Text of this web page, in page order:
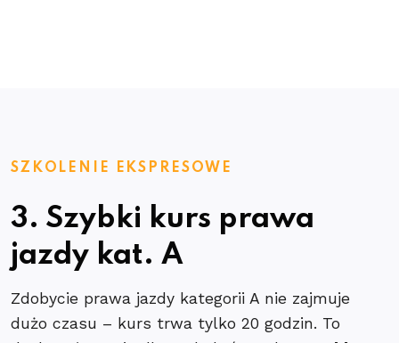
SZKOLENIE EKSPRESOWE
3. Szybki kurs prawa
jazdy kat. A
Zdobycie prawa jazdy kategorii A nie zajmuje
dużo czasu – kurs trwa tylko 20 godzin. To